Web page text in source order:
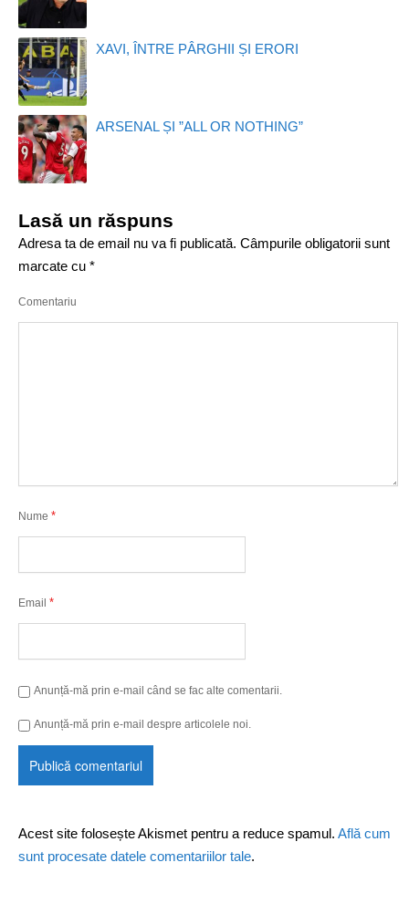
XAVI, ÎNTRE PÂRGHII ȘI ERORI
ARSENAL ȘI ”ALL OR NOTHING”
Lasă un răspuns
Adresa ta de email nu va fi publicată. Câmpurile obligatorii sunt
marcate cu *
Comentariu
Nume *
Email *
Anunță-mă prin e-mail când se fac alte comentarii.
Anunță-mă prin e-mail despre articolele noi.
Acest site folosește Akismet pentru a reduce spamul. Află cum
sunt procesate datele comentariilor tale.